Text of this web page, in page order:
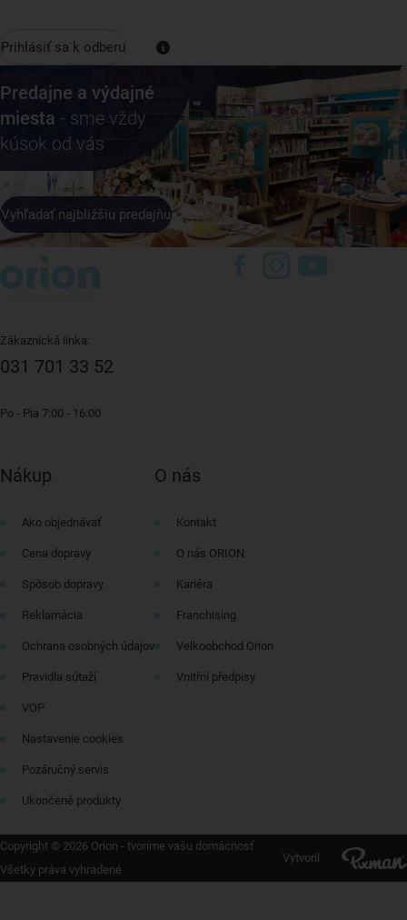
Prihlásiť sa k odberu
Predajne a výdajné
miesta - sme vždy
kúsok od vás
Vyhľadať najbližšiu predajňu
Zákaznická linka:
031 701 33 52
Po - Pia 7:00 - 16:00
Nákup
Ako objednávať
Cena dopravy
Spôsob dopravy
Reklamácia
Ochrana osobných údajov
Pravidla sútaží
VOP
Nastavenie cookies
Pozáručný servis
Ukončené produkty
O nás
Kontakt
O nás ORION
Kariéra
Franchising
Velkoobchod Orion
Vnitřní předpisy
Copyright © 2026 Orion - tvoríme vašu domácnosť
Všetky práva vyhradené
Vytvoril